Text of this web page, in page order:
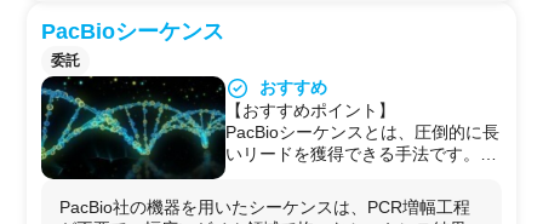
・細胞生存率・分化評価
・環境水の汚染
・食品や医薬品の成分分析
・放射 性物質の検出と定量
・金属やセラミックス の結晶構造解析
・電気化学的特性評価
用途例
・基礎研究用（化学・バイオ）
・開発用
PacBioシーケンス
委託
おすすめ
【おすすめポイント】
PacBioシーケンスとは、圧倒的に長
いリードを獲得できる手法です。
10kb以上のシーケンスを行うことが
できるため、細菌の完全長ゲノム配
PacBio社の機器を用いたシーケンスは、PCR増幅工程